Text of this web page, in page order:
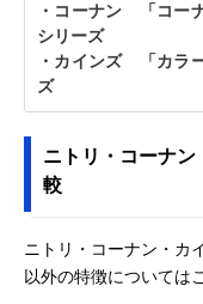
・コーナン 「コー
シリーズ
・カインズ 「カラ
ズ
ニトリ・コーナ
較
ニトリ・コーナン・カ
以外の特徴については